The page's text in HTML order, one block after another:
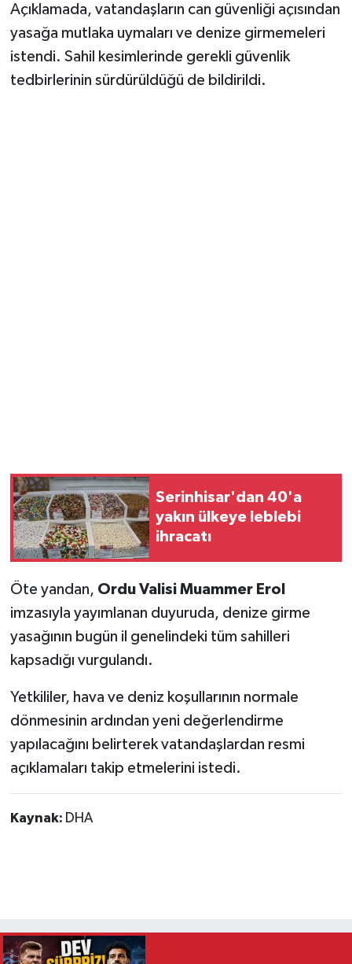
Açıklamada, vatandaşların can güvenliği açısından
yasağa mutlaka uymaları ve denize girmemeleri
istendi. Sahil kesimlerinde gerekli güvenlik
tedbirlerinin sürdürüldüğü de bildirildi.
Serinhisar'dan 40'a
yakın ülkeye leblebi
ihracatı
Öte yandan, Ordu Valisi Muammer Erol
imzasıyla yayımlanan duyuruda, denize girme
yasağının bugün il genelindeki tüm sahilleri
kapsadığı vurgulandı.
Yetkililer, hava ve deniz koşullarının normale
dönmesinin ardından yeni değerlendirme
yapılacağını belirterek vatandaşlardan resmi
açıklamaları takip etmelerini istedi.
Kaynak: DHA